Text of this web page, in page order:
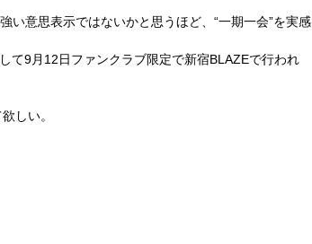
意思表示ではないかと思うほど、“一期一会”を実感
て9月12日ファンクラブ限定で新宿BLAZEで行われ
しい。